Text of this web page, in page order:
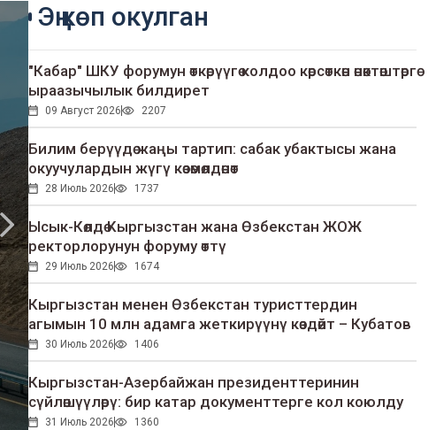
Эң көп окулган
"Кабар" ШКУ форумун өткөрүүгө колдоо көрсөткөн өнөктөштөргө
ыраазычылык билдирет
09 Август 2026 2207
Билим берүүдө жаңы тартип: сабак убактысы жана
окуучулардын жүгү көзөмөлдөнөт
28 Июль 2026 1737
Ысык-Көлдө Кыргызстан жана Өзбекстан ЖОЖ
ректорлорунун форуму өттү
29 Июль 2026 1674
Кыргызстан менен Өзбекстан туристтердин
агымын 10 млн адамга жеткирүүнү көздөйт – Кубатов
30 Июль 2026 1406
Кыргызстан-Азербайжан президенттеринин
сүйлөшүүлөрү: бир катар документтерге кол коюлду
31 Июль 2026 1360